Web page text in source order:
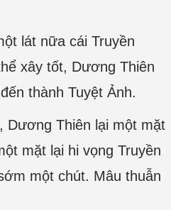
lát nữa cái Truyền
xây tốt, Dương Thiên
thành Tuyệt Ảnh.
Dương Thiên lại một mặt
mặt lại hi vọng Truyền
một chút. Mâu thuẫn